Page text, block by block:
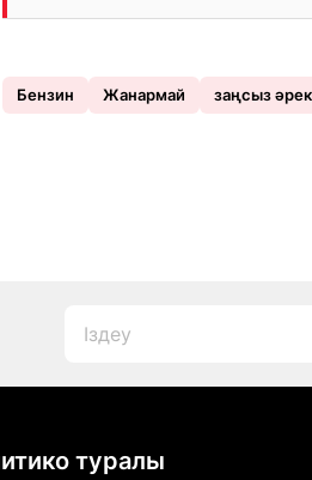
Бензин Жанармай заңсыз
туралы